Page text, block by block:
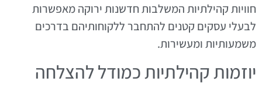
חוויות קהילתיות המשלבות חדשנות ירוקה מאפשרות
לבעלי עסקים קטנים להתחבר ללקוחותיהם בדרכים
משמעותיות ומעשירות.
יוזמות קהילתיות כמודל להצלחה